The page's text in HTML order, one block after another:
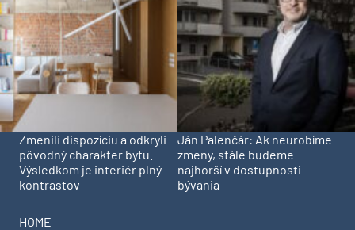
Zmenili dispozíciu a odkryli
pôvodný charakter bytu.
Výsledkom je interiér plný
kontrastov
Ján Palenčár: Ak neurobíme
zmeny, stále budeme
najhorší v dostupnosti
bývania
HOME